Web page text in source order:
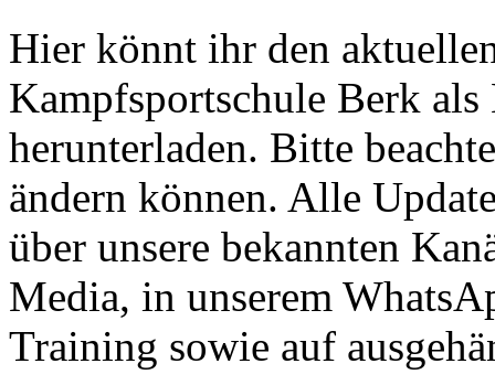
Hier könnt ihr den
Kampfsportschule Berk
herunterladen. Bitte
ändern können. Alle
über unsere bekannten
Media, in unserem
Training sowie auf